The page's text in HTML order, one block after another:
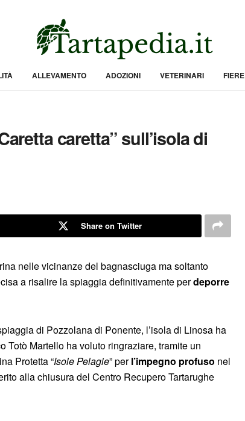
ALLEVAMENTO ADOZIONI VETERINARI FIERE
caretta” sull’isola di
Share on Twitter
nelle vicinanze del bagnasciuga ma soltanto
a risalire la spiaggia definitivamente perdeporre
di Pozzolana di Ponente, l’isola di Linosa ha
Martello ha voluto ringraziare, tramite un
Protetta “Isole Pelagie” perl’impegno profuso nel
alla chiusura del Centro Recupero Tartarughe